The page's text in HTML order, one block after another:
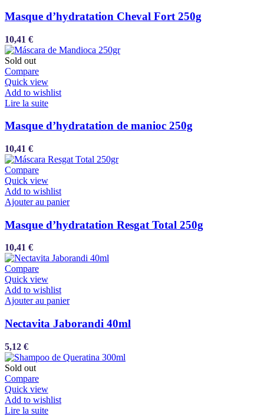
Masque d’hydratation Cheval Fort 250g
10,41 €
Sold out
Compare
Quick view
Add to wishlist
Lire la suite
Masque d’hydratation de manioc 250g
10,41 €
Compare
Quick view
Add to wishlist
Ajouter au panier
Masque d’hydratation Resgat Total 250g
10,41 €
Compare
Quick view
Add to wishlist
Ajouter au panier
Nectavita Jaborandi 40ml
5,12 €
Sold out
Compare
Quick view
Add to wishlist
Lire la suite